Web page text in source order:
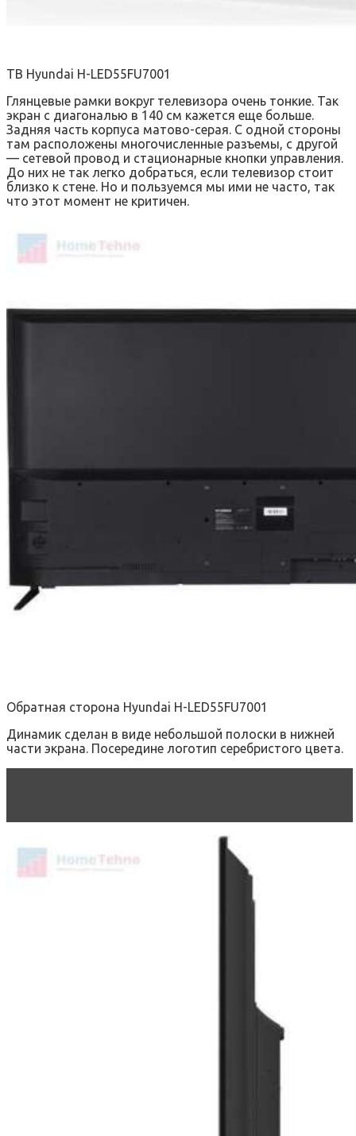
ТВ Hyundai H-LED55FU7001
Глянцевые рамки вокруг телевизора очень тонкие. Так
экран с диагональю в 140 см кажется еще больше.
Задняя часть корпуса матово-серая. С одной стороны
там расположены многочисленные разъемы, с другой
— сетевой провод и стационарные кнопки управления.
До них не так легко добраться, если телевизор стоит
близко к стене. Но и пользуемся мы ими не часто, так
что этот момент не критичен.
Обратная сторона Hyundai H-LED55FU7001
Динамик сделан в виде небольшой полоски в нижней
части экрана. Посередине логотип серебристого цвета.